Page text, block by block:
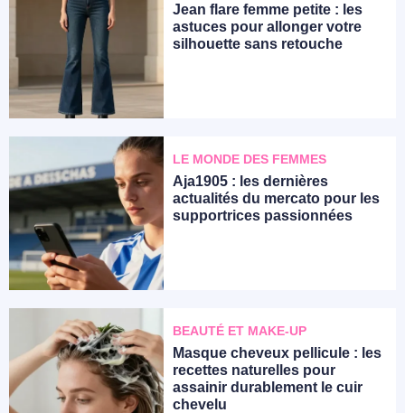
Jean flare femme petite : les
astuces pour allonger votre
silhouette sans retouche
LE MONDE DES FEMMES
Aja1905 : les dernières
actualités du mercato pour les
supportrices passionnées
BEAUTÉ ET MAKE-UP
Masque cheveux pellicule : les
recettes naturelles pour
assainir durablement le cuir
chevelu